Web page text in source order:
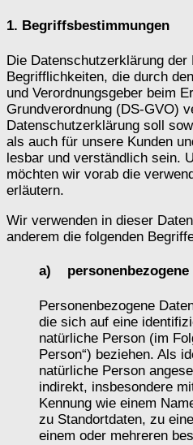
1. Begriffsbestimmungen
Die Datenschutzerklärung
Begrifflichkeiten, die durch
und Verordnungsgeber beim
Grundverordnung (DS-GVO)
Datenschutzerklärung soll
als auch für unsere Kunden
lesbar und verständlich sein.
möchten wir vorab die
erläutern.
Wir verwenden in dieser
anderem die folgenden
a) personenbezogene
Personenbezogene
die sich auf eine
natürliche Person (im
Person“) beziehen. Als
natürliche Person
indirekt, insbesondere
Kennung wie einem
zu Standortdaten, zu
einem oder mehreren